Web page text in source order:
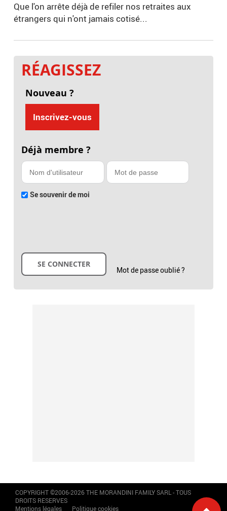
Que l'on arrête déjà de refiler nos retraites aux
étrangers qui n'ont jamais cotisé...
RÉAGISSEZ
Nouveau ?
Inscrivez-vous
Déjà membre ?
Se souvenir de moi
Mot de passe oublié ?
COPYRIGHT ©2006-2026 THE MORANDINI FAMILY SARL - TOUS
DROITS RESERVES
Mentions légales
Politique cookies